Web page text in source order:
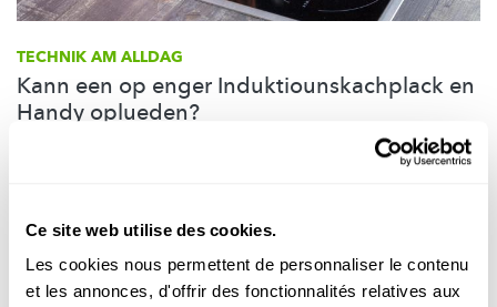
Ce site web utilise des cookies.
Les cookies nous permettent de personnaliser le contenu
et les annonces, d'offrir des fonctionnalités relatives aux
TECHNIK AM ALLDAG
Kann een op enger Induktiounskachplack en
Handy oplueden?